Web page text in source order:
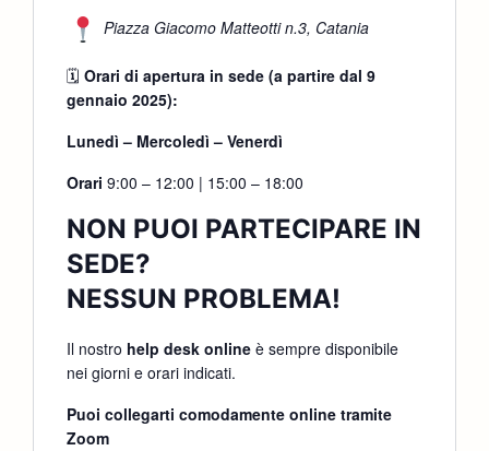
Piazza Giacomo Matteotti n.3, Catania
🗓 Orari di apertura in sede (a partire dal 9
gennaio 2025):
Lunedì – Mercoledì – Venerdì
Orari 9:00 – 12:00 | 15:00 – 18:00
NON PUOI PARTECIPARE IN
SEDE?
NESSUN PROBLEMA!
Il nostro help desk online è sempre disponibile
nei giorni e orari indicati.
Puoi collegarti comodamente online tramite
Zoom